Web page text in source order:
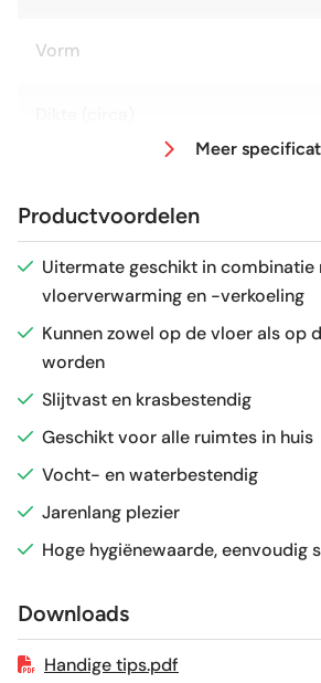
Vorm
Antislipwaarde
Glans / Mat
Gerectificeerd
Vorstbestendig
Sortering
Craquelé
Geschikt voor vloerverwarming
Meer
Productvoordelen
Uitermate geschikt in combinatie
vloerverwarming en -verkoeling
Kunnen zowel op de vloer als op
worden
Slijtvast en krasbestendig
Geschikt voor alle ruimtes in huis
Vocht- en waterbestendig
Jarenlang plezier
Hoge hygiënewaarde, eenvoudig
Downloads
Handige tips.pdf